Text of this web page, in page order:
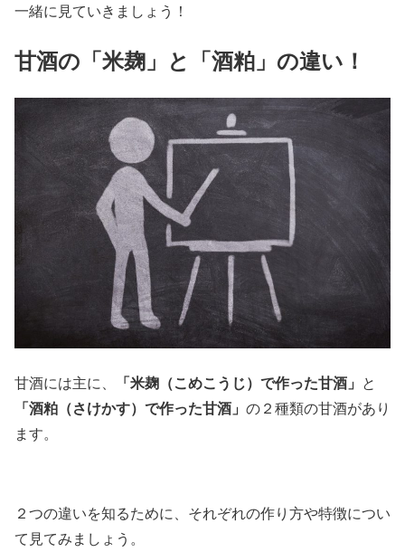
一緒に見ていきましょう！
甘酒の「米麹」と「酒粕」の違い！
甘酒には主に、 「米麹（こめこうじ）で作った甘酒」 と
「酒粕（さけかす）で作った甘酒」 の２種類の甘酒があり
ます。
２つの違いを知るために、 それぞれの作り方や特徴につい
て見てみましょう。